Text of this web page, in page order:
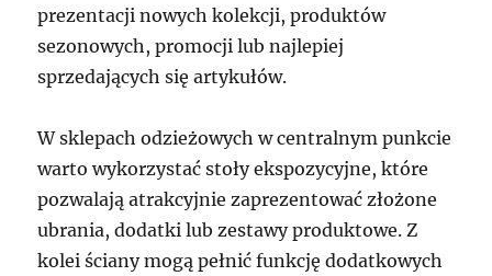
prezentacji nowych kolekcji, produktów
sezonowych, promocji lub najlepiej
sprzedających się artykułów.
W sklepach odzieżowych w centralnym punkcie
warto wykorzystać stoły ekspozycyjne, które
pozwalają atrakcyjnie zaprezentować złożone
ubrania, dodatki lub zestawy produktowe. Z
kolei ściany mogą pełnić funkcję dodatkowych